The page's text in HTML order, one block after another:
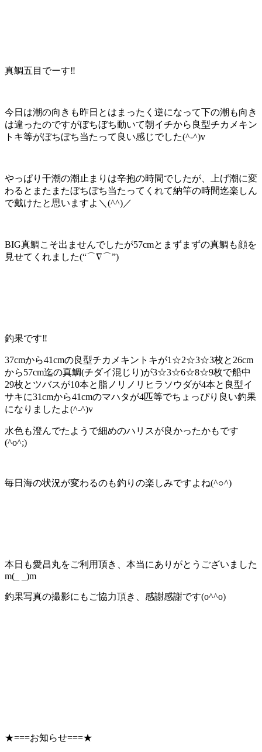
真鯛五目でーす‼️
今日は潮の向きも昨日とはまったく逆になって下の潮も向き
は違ったのですがぼちぼち動いて朝イチから良型チカメキン
トキ等がぼちぼち当たって良い感じでした(^-^)v
やっぱり干潮の潮止まりは辛抱の時間でしたが、上げ潮に変
わるとまたまたぼちぼち当たってくれて納竿の時間迄楽しん
で戴けたと思いますよ＼(^^)／
BIG真鯛こそ出ませんでしたが57cmとまずまずの真鯛も顔を
見せてくれました(“⌒∇⌒”)
釣果です‼️
37cmから41cmの良型チカメキントキが1☆2☆3☆3枚と26cm
から57cm迄の真鯛(チダイ混じり)が3☆3☆6☆8☆9枚で船中
29枚とツバスが10本と脂ノリノリヒラソウダが4本と良型イ
サキに31cmから41cmのマハタが4匹等でちょっぴり良い釣果
になりましたよ(^-^)v
水色も澄んでたようで細めのハリスが良かったかもです
(^o^;)
毎日海の状況が変わるのも釣りの楽しみですよね(^○^)
本日も愛昌丸をご利用頂き、本当にありがとうございました
m(_ _)m
釣果写真の撮影にもご協力頂き、感謝感謝です(o^^o)
★===お知らせ===★